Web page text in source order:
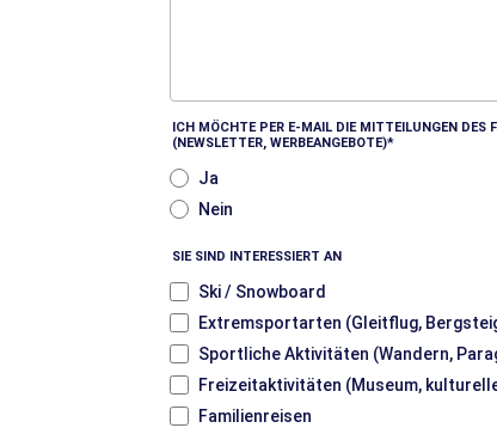
ICH MÖCHTE PER E-MAIL DIE MITTEILUNGEN DES
(NEWSLETTER, WERBEANGEBOTE)
Ja
Nein
SIE SIND INTERESSIERT AN
Ski / Snowboard
Extremsportarten (Gleitflug,
Sportliche Aktivitäten (Wandern,
Freizeitaktivitäten (Museum,
Familienreisen